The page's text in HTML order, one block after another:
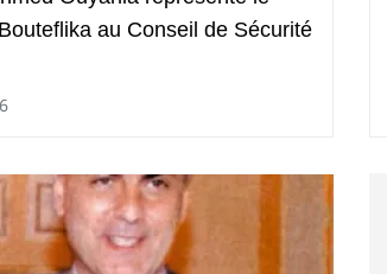
au Conseil de Sécurité